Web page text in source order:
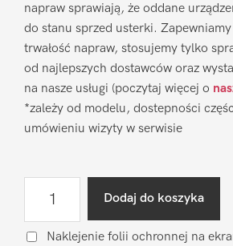
napraw sprawiają, że oddane
do stanu sprzed usterki. Zapewniamy
trwałość napraw, stosujemy tylko
od najlepszych dostawców oraz
na nasze usługi (poczytaj więcej o
*zależy od modelu, dostepności
umówieniu wizyty w serwisie
baterii
Dodaj do koszyka
Naklejenie folii ochronnej na